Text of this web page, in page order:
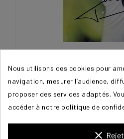
50,00
Nous utilisons des cookies pour
navigation, mesurer l’audience,
proposer des services adaptés.
accéder à notre politique de
clear